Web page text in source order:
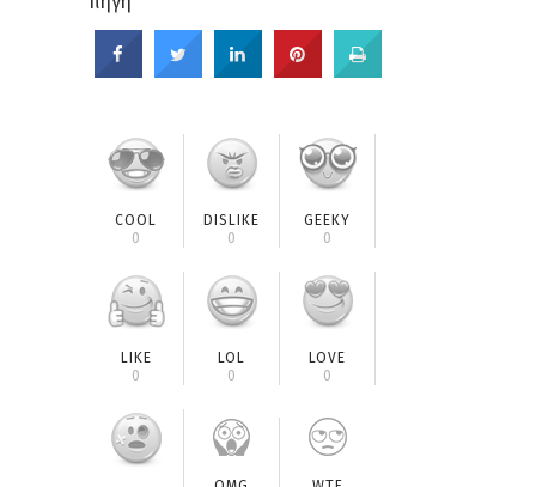
COOL
0
DISLIKE
0
GEEKY
0
LIKE
0
LOL
0
LOVE
0